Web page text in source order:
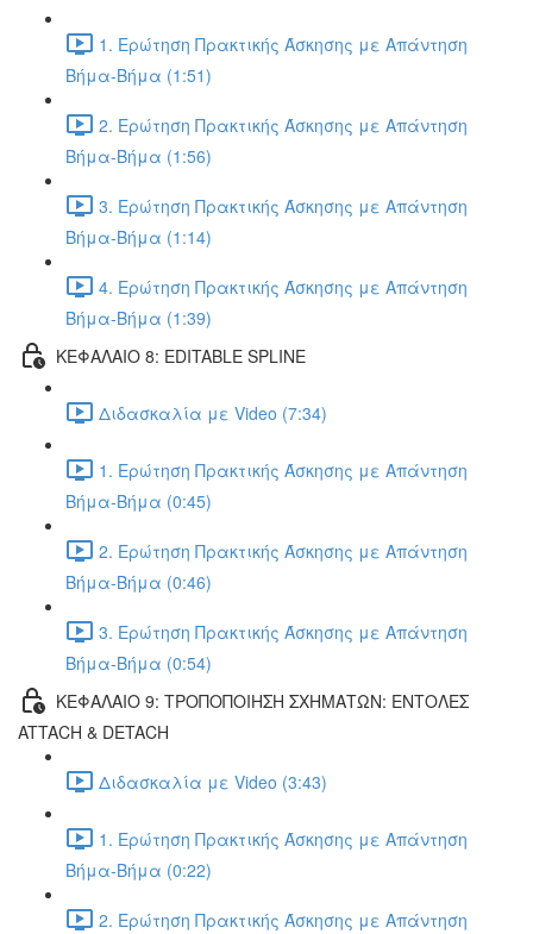
1. Ερώτηση Πρακτικής Άσκησης με Απάντηση
Βήμα-Βήμα (1:51)
2. Ερώτηση Πρακτικής Άσκησης με Απάντηση
Βήμα-Βήμα (1:56)
3. Ερώτηση Πρακτικής Άσκησης με Απάντηση
Βήμα-Βήμα (1:14)
4. Ερώτηση Πρακτικής Άσκησης με Απάντηση
Βήμα-Βήμα (1:39)
ΚΕΦΑΛΑΙΟ 8: EDITABLE SPLINE
Διδασκαλία με Video (7:34)
1. Ερώτηση Πρακτικής Άσκησης με Απάντηση
Βήμα-Βήμα (0:45)
2. Ερώτηση Πρακτικής Άσκησης με Απάντηση
Βήμα-Βήμα (0:46)
3. Ερώτηση Πρακτικής Άσκησης με Απάντηση
Βήμα-Βήμα (0:54)
ΚΕΦΑΛΑΙΟ 9: ΤΡΟΠΟΠΟΙΗΣΗ ΣΧΗΜΑΤΩΝ: ΕΝΤΟΛΕΣ
ATTACH & DETACH
Διδασκαλία με Video (3:43)
1. Ερώτηση Πρακτικής Άσκησης με Απάντηση
Βήμα-Βήμα (0:22)
2. Ερώτηση Πρακτικής Άσκησης με Απάντηση